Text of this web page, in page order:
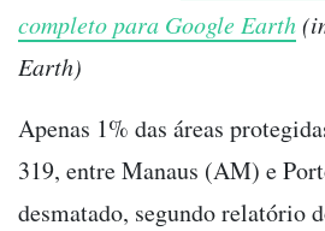
completo para Google Earth
Earth)
Apenas 1% das áreas
319, entre Manaus (AM) e
desmatado, segundo relatório